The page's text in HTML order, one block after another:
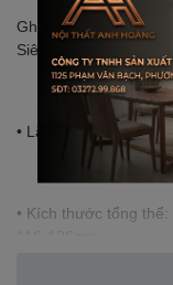
Ghế Chân Xoay Văn
Siêu Tiện Ích | AH03
• Lắp đặt: sản phẩm
• Kích thước tổng